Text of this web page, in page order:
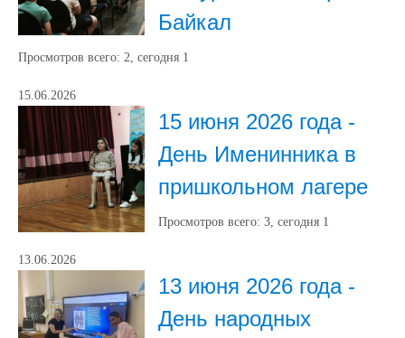
Байкал
Просмотров всего: 2, сегодня 1
15.06.2026
15 июня 2026 года -
День Именинника в
пришкольном лагере
Просмотров всего: 3, сегодня 1
13.06.2026
13 июня 2026 года -
День народных